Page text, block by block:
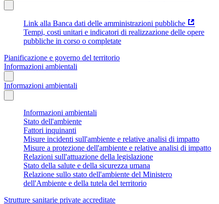
Link alla Banca dati delle amministrazioni pubbliche
Tempi, costi unitari e indicatori di realizzazione delle opere
pubbliche in corso o completate
Pianificazione e governo del territorio
Informazioni ambientali
Informazioni ambientali
Informazioni ambientali
Stato dell'ambiente
Fattori inquinanti
Misure incidenti sull'ambiente e relative analisi di impatto
Misure a protezione dell'ambiente e relative analisi di impatto
Relazioni sull'attuazione della legislazione
Stato della salute e della sicurezza umana
Relazione sullo stato dell'ambiente del Ministero
dell'Ambiente e della tutela del territorio
Strutture sanitarie private accreditate